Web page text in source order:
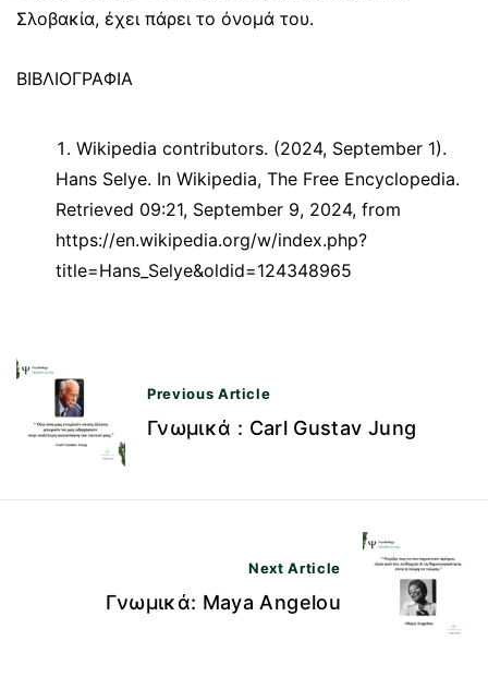
Σλοβακία, έχει πάρει το όνομά του.
ΒΙΒΛΙΟΓΡΑΦΙΑ
Wikipedia contributors. (2024, September 1).
Hans Selye. In Wikipedia, The Free Encyclopedia.
Retrieved 09:21, September 9, 2024, from
https://en.wikipedia.org/w/index.php?
title=Hans_Selye&oldid=124348965
Π
Previous Article
Γνωμικά : Carl Gustav Jung
Next Article
Γνωμικά: Maya Angelou